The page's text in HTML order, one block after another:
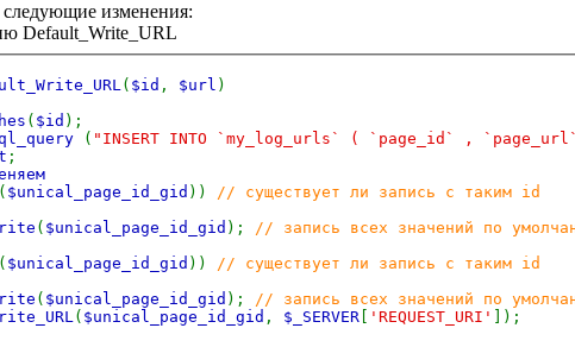
следующие изменения:
Default_Write_URL
( $id , $url )
( $id );
( "INSERT INTO `my_log_urls` ( `page_id` ,
;
( $unical_page_id_gid ))
// существует ли запись с таким id
( $unical_page_id_gid );
// запись всех значений по
( $unical_page_id_gid ))
// существует ли запись с таким id
( $unical_page_id_gid );
// запись всех значений по
( $unical_page_id_gid , $_SERVER [ 'REQUEST_URI' ]);